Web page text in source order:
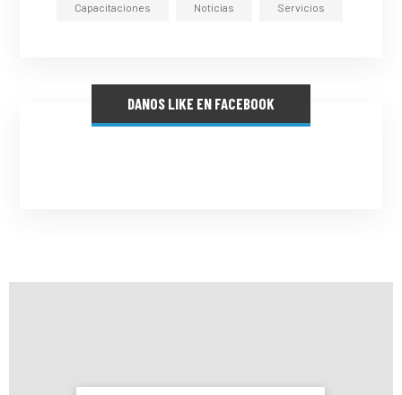
Capacitaciones Noticias Servicios
DANOS LIKE EN FACEBOOK